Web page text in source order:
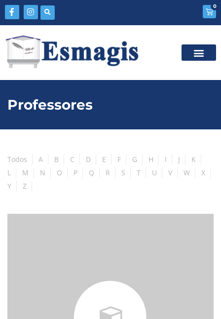
0
Professores
Todos A B C D E F G H I J
K
L
M N O P Q R S T U V W
X
Y
Z